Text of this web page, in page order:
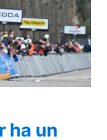
ha un